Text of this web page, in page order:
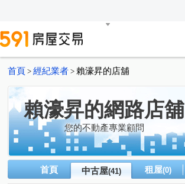
首頁 > 經紀業者 > 賴濠昇的店舖
賴濠昇的網路店舖
您的不動產專業顧問
首頁 中古屋(41) 租屋(0)